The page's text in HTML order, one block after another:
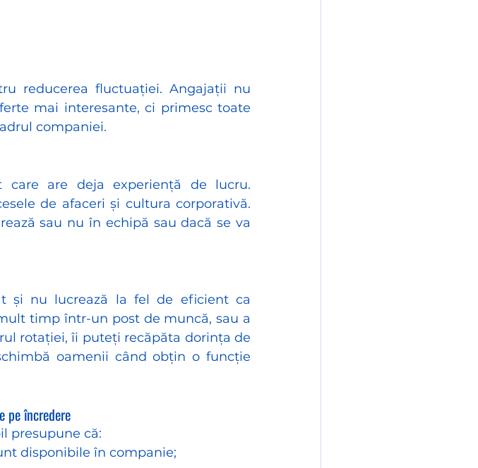
reducerea fluctuației. Angajații nu
mai interesante, ci primesc toate
companiei.
are deja experiență de lucru.
de afaceri și cultura corporativă.
sau nu în echipă sau dacă se va
și nu lucrează la fel de eficient ca
timp într-un post de muncă, sau a
rotației, îi puteți recăpăta dorința de
oamenii când obțin o funcție
pe încredere
presupune că:
disponibile în companie;